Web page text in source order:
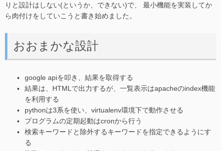
りと設計はしない(というか、できない)で、 最小機能を実装してか
ら肉付けをしていこうと書き始めました。
おおまかな設計
google apiを叩き、結果を取得する
結果は、HTMLで出力するが、一覧表示はapacheのindex機能
を利用する
pythonは3系を使い、virtualenv環境下で動作させる
プログラムの定期起動はcronから行う
検索キーワードと除外するキーワードを指定できるようにす
る